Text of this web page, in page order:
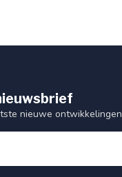
nieuwe ontwikkelingen